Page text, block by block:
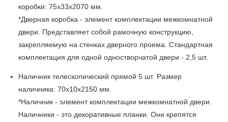
коробки: 75x33x2070 мм.
*Дверная коробка - элемент комплектации межкомнатной
двери. Представляет собой рамочную конструкцию,
закрепляемую на стенках дверного проема. Стандартная
комплектация для одной одностворчатой двери - 2,5 шт.
Наличник телескопический прямой 5 шт. Размер
наличника: 70x10x2150 мм.
*Наличник - элемент комплектации межкомнатной двери.
Наличники - это декоративные планки. Они крепятся